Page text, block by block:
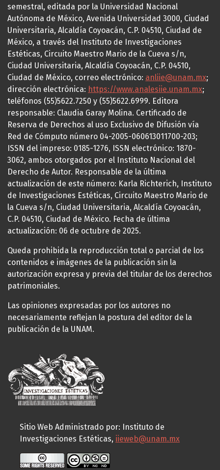
semestral, editada por la Universidad Nacional
Autónoma de México, Avenida Universidad 3000, Ciudad
Universitaria, Alcaldía Coyoacán, C.P. 04510, Ciudad de
México, a través del Instituto de Investigaciones
Estéticas, Circuito Maestro Mario de la Cueva s/n,
Ciudad Universitaria, Alcaldía Coyoacán, C.P. 04510,
Ciudad de México, correo electrónico: anliie@unam.mx;
dirección electrónica: https://www.analesiie.unam.mx;
teléfonos (55)5622.7250 y (55)5622.6999. Editora
responsable: Claudia Garay Molina. Certificado de
Reserva de Derechos al uso Exclusivo de Difusión vía
Red de Cómputo número 04-2005-060613011700-203;
ISSN del impreso: 0185-1276, ISSN electrónico: 1870-
3062, ambos otorgados por el Instituto Nacional del
Derecho de Autor. Responsable de la última
actualización de este número: Karla Richterich, Instituto
de Investigaciones Estéticas, Circuito Maestro Mario de
la Cueva s/n, Ciudad Universitaria, Alcaldía Coyoacán,
C.P. 04510, Ciudad de México. Fecha de última
actualización: 06 de octubre de 2025.
Queda prohibida la reproducción total o parcial de los
contenidos e imágenes de la publicación sin la
autorización expresa y previa del titular de los derechos
patrimoniales.
Las opiniones expresadas por los autores no
necesariamente reflejan la postura del editor de la
publicación de la UNAM.
Sitio Web Administrado por: Instituto de
Investigaciones Estéticas, iieweb@unam.mx